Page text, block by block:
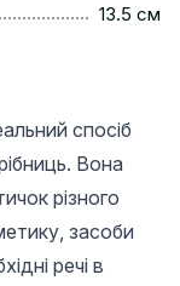
13.5 см
спосіб
Вона
різного
засоби
речі в